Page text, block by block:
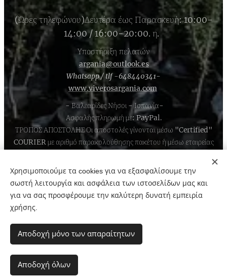
(Ώρες τηλεφώνου)Δευτέρα έως Παρασκευή: 10:00-
14:00 / 16:00-20:00. η.
Υποστήριξη πελατών
argania@outlook.es
Whatsapp / tlf -648440341-
www.viverosargania.com
- Βαλεαρίδες Νήσοι - Ισπανία-
Ασφαλής πληρωμή με: PayPal.
ΤΡΟΠΟΣ ΑΠΟΣΤΟΛΗΣ Οι αποστολές γίνονται μέσω "Certified"
COURIER με αριθμό παρακολούθησης πακέτου ή μέσω εταιρείας
και την υπόλοιπη Ευρώπη.Στέλνουμε στην Ισπανία και σε χώρες της
Ευρωπαϊκής Ένωσης.
Γλώσσες
Español
English
Χρησιμοποιούμε τα cookies για να εξασφαλίσουμε την
σωστή λειτουργία και ασφάλεια των ιστοσελίδων μας και
για να σας προσφέρουμε την καλύτερη δυνατή εμπειρία
χρήσης.
Αποδοχή μόνο των απαραίτητων
Αποδοχή όλων